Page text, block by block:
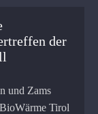
der
und Zams
Tirol